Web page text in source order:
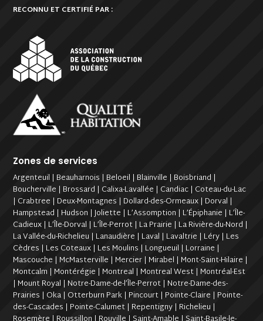
RECONNU ET CERTIFIÉ PAR :
Zones de services
Argenteuil | Beauharnois | Beloeil | Blainville | Boisbriand |
Boucherville | Brossard | Calixa-Lavallée | Candiac | Coteau-du-Lac
| Crabtree | Deux-Montagnes | Dollard-des-Ormeaux | Dorval |
Hampstead | Hudson | Joliette | L’Assomption | L’Épiphanie | L’Île-
Cadieux | L’Île-Dorval | L’Île-Perrot | La Prairie | La Rivière-du-Nord |
La Vallée-du-Richelieu | Lanaudière | Laval | Lavaltrie | Léry | Les
Cèdres | Les Coteaux | Les Moulins | Longueuil | Lorraine |
Mascouche | McMasterville | Mercier | Mirabel | Mont-Saint-Hilaire |
Montcalm | Montérégie | Montreal | Montreal West | Montréal-Est
| Mount Royal | Notre-Dame-de-l’Île-Perrot | Notre-Dame-des-
Prairies | Oka | Otterburn Park | Pincourt | Pointe-Claire | Pointe-
des-Cascades | Pointe-Calumet | Repentigny | Richelieu |